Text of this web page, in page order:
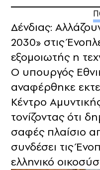
Δένδιας:
2030» στις
εξομοιωτής η
Ο υπουργός
αναφέρθηκε
Κέντρο
τονίζοντας ότι
σαφές πλαίσιο
συνδέσει τις
ελληνικό